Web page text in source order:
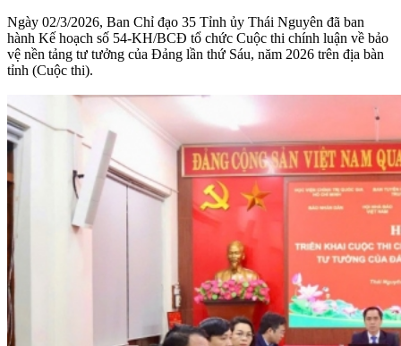
Ngày 02/3/2026, Ban Chỉ đạo 35 Tỉnh ủy Thái Nguyên đã ban
hành Kế hoạch số 54-KH/BCĐ tổ chức Cuộc thi chính luận về bảo
vệ nền tảng tư tưởng của Đảng lần thứ Sáu, năm 2026 trên địa bàn
tỉnh (Cuộc thi).